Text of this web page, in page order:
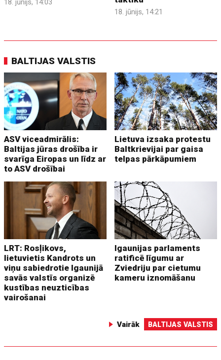
18. jūnijs, 14:03
18. jūnijs, 14:21
BALTIJAS VALSTIS
ASV viceadmirālis:
Baltijas jūras drošība ir
svarīga Eiropas un līdz ar
to ASV drošībai
Lietuva izsaka protestu
Baltkrievijai par gaisa
telpas pārkāpumiem
LRT: Rosļikovs,
lietuvietis Kandrots un
viņu sabiedrotie Igaunijā
savās valstīs organizē
kustības neuzticības
vairošanai
Igaunijas parlaments
ratificē līgumu ar
Zviedriju par cietumu
kameru iznomāšanu
Vairāk BALTIJAS VALSTIS